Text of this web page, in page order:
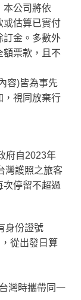
本公司將依
或估算已實付
訂金。多數外
額票款，且不
容)皆為事先
，視同放棄行
府自2023年
灣護照之旅客
次停留不超過
身份證號
從出發日算
灣時攜帶同一